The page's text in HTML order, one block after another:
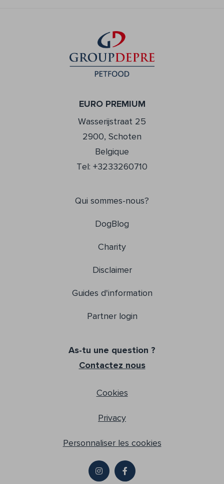
EURO PREMIUM
Wasserijstraat 25
2900, Schoten
Belgique
Tel: +3233260710
Qui sommes-nous?
DogBlog
Charity
Disclaimer
Guides d'information
Partner login
As-tu une question ?
Contactez nous
Cookies
Privacy
Personnaliser les cookies